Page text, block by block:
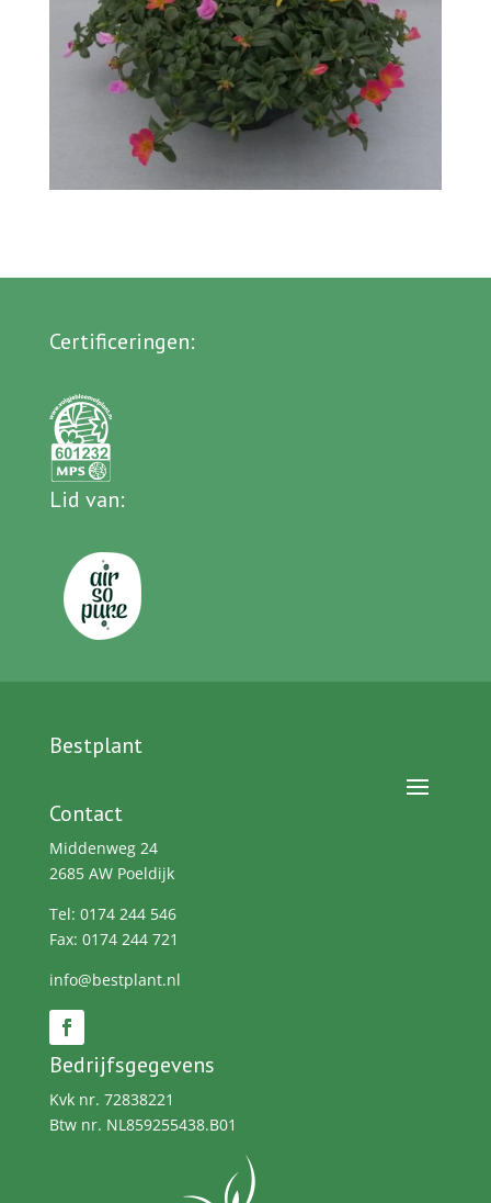
Certificeringen:
Lid van:
Bestplant
Contact
Middenweg 24
2685 AW Poeldijk
Tel: 0174 244 546
Fax: 0174 244 721
info@bestplant.nl
Bedrijfsgegevens
Kvk nr. 72838221
Btw nr. NL859255438.B01